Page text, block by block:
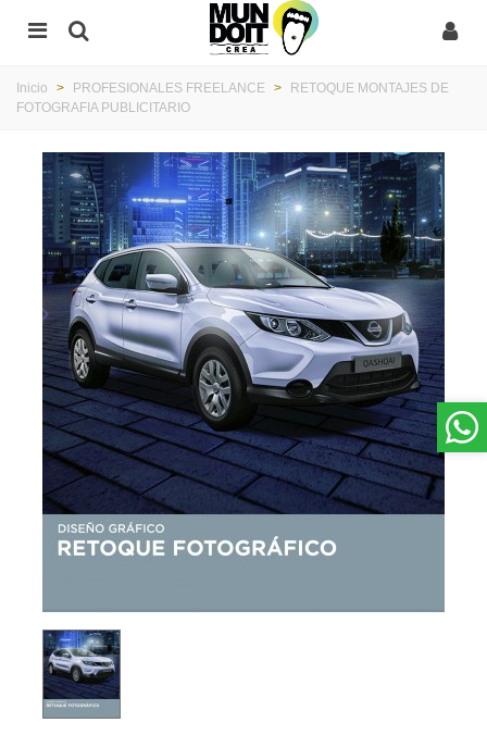
Inicio > PROFESIONALES FREELANCE >
RETOQUE MONTAJES DE
FOTOGRAFIA PUBLICITARIO